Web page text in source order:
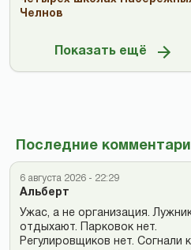
Челнов
Показать ещё
Последние
6 августа 2026 - 22:29
Альберт
Ужас, а не организация.
отдыхают. Парковок нет.
Регулировщиков нет. Согнали